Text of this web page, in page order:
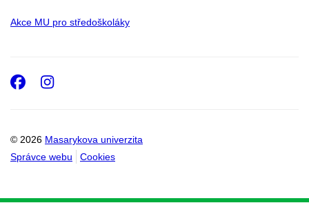
Akce MU pro středoškoláky
© 2026 Masarykova univerzita
Správce webu
Cookies
Facebook
Instagram